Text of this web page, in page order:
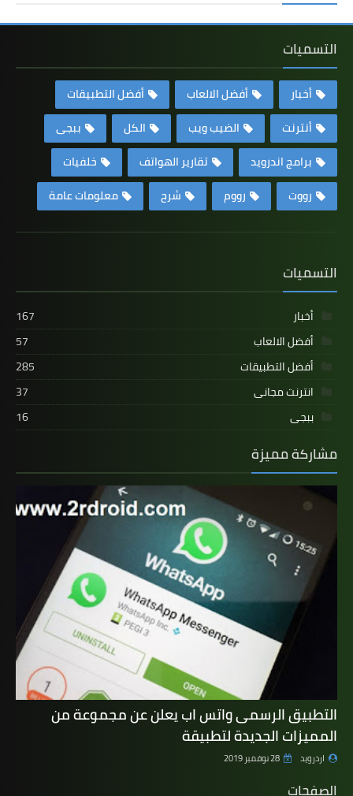
التسميات
أخبار أفضل الالعاب
أفضل التطبيقات
أنترنت
الضيب ويب الكل
ببجى
برامج اندرويد
تقارير الهواتف
خلفيات
رووت
رووم شرح معلومات عامة
التسميات
أخبار
167
أفضل الالعاب
57
أفضل التطبيقات
285
انترنت مجانى
37
ببجى
16
مشاركة مميزة
التطبيق الرسمى واتس اب يعلن عن مجموعة من
المميزات الجديدة لتطبيقة
اردرويد 28 نوفمبر 2019
الصفحات